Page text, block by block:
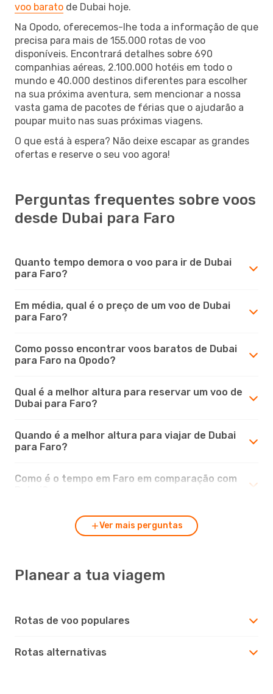
voo barato de Dubai hoje.
Na Opodo, oferecemos-lhe toda a informação de que
precisa para mais de 155.000 rotas de voo
disponíveis. Encontrará detalhes sobre 690
companhias aéreas, 2.100.000 hotéis em todo o
mundo e 40.000 destinos diferentes para escolher
na sua próxima aventura, sem mencionar a nossa
vasta gama de pacotes de férias que o ajudarão a
poupar muito nas suas próximas viagens.
O que está à espera? Não deixe escapar as grandes
ofertas e reserve o seu voo agora!
Perguntas frequentes sobre voos
desde Dubai para Faro
Quanto tempo demora o voo para ir de Dubai
para Faro?
Em média, qual é o preço de um voo de Dubai
para Faro?
Como posso encontrar voos baratos de Dubai
para Faro na Opodo?
Qual é a melhor altura para reservar um voo de
Dubai para Faro?
Quando é a melhor altura para viajar de Dubai
para Faro?
Como é o tempo em Faro em comparação com
Ver mais perguntas
Planear a tua viagem
Rotas de voo populares
Rotas alternativas